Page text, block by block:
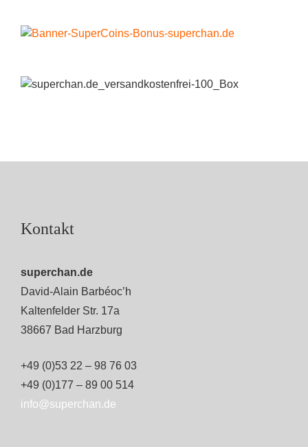
Kontakt
superchan.de
David-Alain Barbéoc’h
Kaltenfelder Str. 17a
38667 Bad Harzburg
+49 (0)53 22 – 98 76 03
+49 (0)177 – 89 00 514
info@superchan.de